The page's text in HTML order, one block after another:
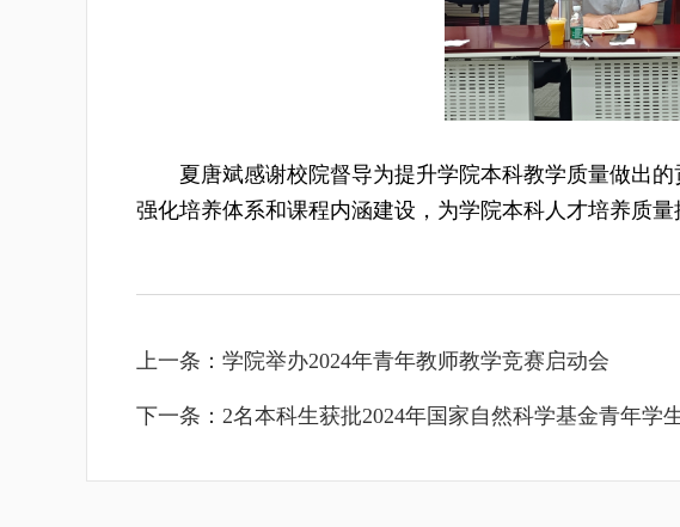
夏唐斌感谢校院督导为提升学院本科教学质量做出
强化培养体系和课程内涵建设，为学院本科人才培养质量
上一条： 学院举办2024年青年教师教学竞赛启动会
下一条： 2名本科生获批2024年国家自然科学基金青年学